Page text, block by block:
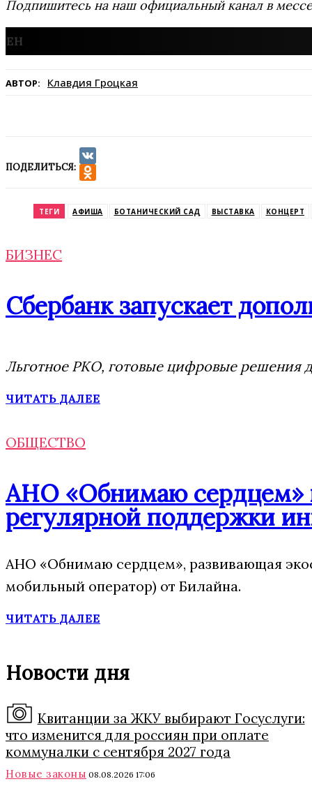
Подпишитесь на наш официальный канал в
АВТОР: Клавдия Гроцкая
ПОДЕЛИТЬСЯ:
VK
ТЕГИ АФИША БОТАНИЧЕСКИЙ САД ВЫСТАВКА КОНЦЕРТ
БИЗНЕС
Сбербанк запускает
Льготное РКО, готовые цифровые решения
ЧИТАТЬ ДАЛЕЕ
ОБЩЕСТВО
АНО «Обнимаю сердцем»
регулярной поддержки
АНО «Обнимаю сердцем», развивающая
мобильный оператор) от Билайна.
ЧИТАТЬ ДАЛЕЕ
Новости дня
Квитанции за ЖКУ выбирают Госуслуги:
что изменится для россиян при оплате
коммуналки с сентября 2027 года
Новые законы 08.08.2026 17:06